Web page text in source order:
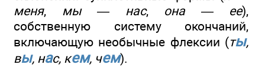
меня, мы — нас, она — ее),
собственную систему окончаний,
включающую необычные флексии (ты,
вы, нас, кем, чем).